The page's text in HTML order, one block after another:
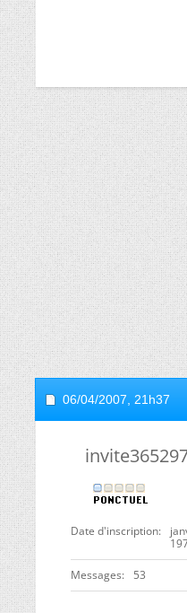
06/04/2007, 21h37
Date d'inscription
Messages 53